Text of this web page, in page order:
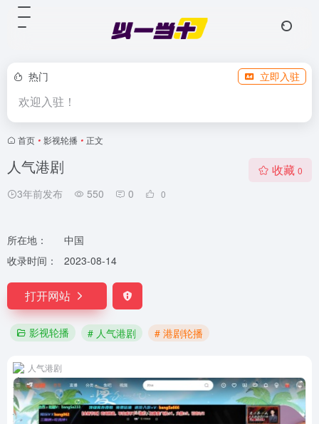
热门 立即入驻
欢迎入驻！
首页 • 影视轮播 • 正文
人气港剧
3年前发布 550 0 0
收藏 0
所在地：
中国
收录时间：
2023-08-14
打开网站
影视轮播 # 人气港剧 # 港剧轮播
人气港剧